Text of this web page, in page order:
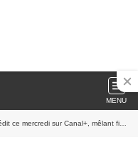
MENU
sur Canal+, mêlant fiction et stand-up.